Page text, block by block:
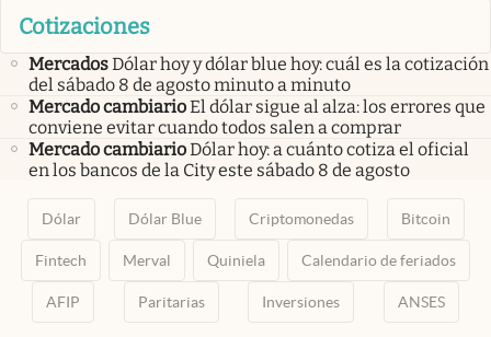
Cotizaciones
MercadosDólar hoy y dólar blue hoy: cuál es la cotización
del sábado 8 de agosto minuto a minuto
Mercado cambiarioEl dólar sigue al alza: los errores que
conviene evitar cuando todos salen a comprar
Mercado cambiarioDólar hoy: a cuánto cotiza el oficial
en los bancos de la City este sábado 8 de agosto
Dólar Dólar Blue Criptomonedas Bitcoin
Fintech Merval Quiniela Calendario de feriados
AFIP Paritarias Inversiones ANSES